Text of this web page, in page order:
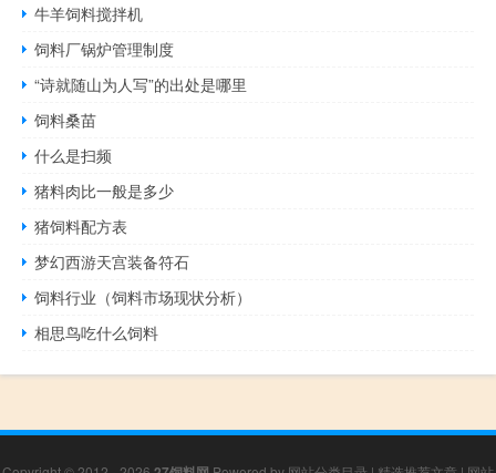
牛羊饲料搅拌机
饲料厂锅炉管理制度
“诗就随山为人写”的出处是哪里
饲料桑苗
什么是扫频
猪料肉比一般是多少
猪饲料配方表
梦幻西游天宫装备符石
饲料行业（饲料市场现状分析）
相思鸟吃什么饲料